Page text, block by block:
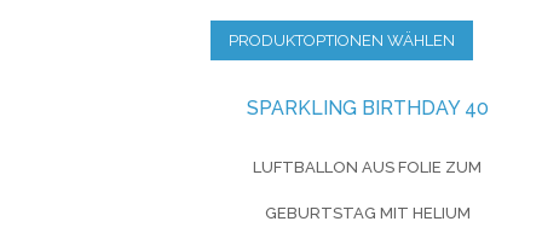
PRODUKTOPTIONEN WÄHLEN
SPARKLING BIRTHDAY 40
LUFTBALLON AUS FOLIE ZUM
GEBURTSTAG MIT HELIUM